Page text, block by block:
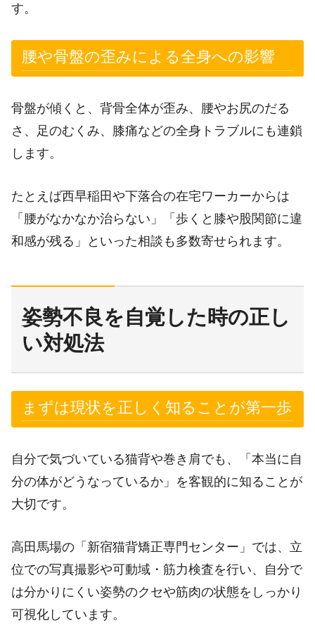
す。
腰や骨盤の歪みによる全身への影響
骨盤が傾くと、背骨全体が歪み、腰やお尻のだる
さ、足のむくみ、膝痛などの全身トラブルにも連鎖
します。
たとえば西早稲田や下落合の在宅ワーカーからは
「腰がなかなか治らない」「歩くと膝や股関節に違
和感が残る」といった相談も多数寄せられます。
姿勢不良を自覚した時の正し
い対処法
まずは現状を正しく知ることが第一歩
自分で気づいている猫背や巻き肩でも、「本当に自
分の体がどうなっているか」を客観的に知ることが
大切です。
高田馬場の「新宿猫背矯正専門センター」では、立
位での写真撮影や可動域・筋力検査を行い、自分で
は分かりにくい姿勢のクセや筋肉の状態をしっかり
可視化しています。